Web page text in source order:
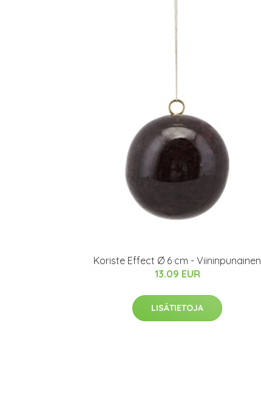
Koriste Effect Ø 6 cm - Viininpunainen
13.09 EUR
LISÄTIETOJA